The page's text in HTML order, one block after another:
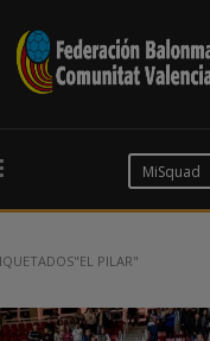
MiSquad
PILAR"